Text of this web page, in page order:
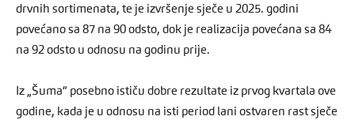
drvnih sortimenata, te je izvršenje sječe u 2025. godini
povećano sa 87 na 90 odsto, dok je realizacija povećana sa 84
na 92 odsto u odnosu na godinu prije.
Iz „Šuma“ posebno ističu dobre rezultate iz prvog kvartala ove
godine, kada je u odnosu na isti period lani ostvaren rast sječe